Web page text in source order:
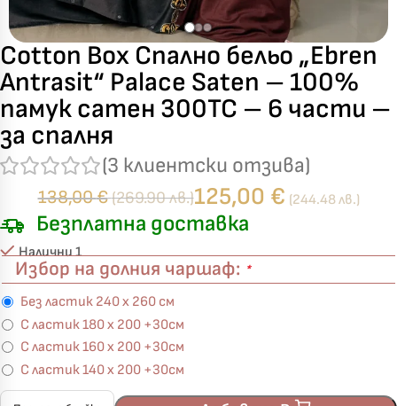
Cotton Box Спално бельо „Ebren
Antrasit“ Palace Saten – 100%
памук сатен 300TC – 6 части –
за спалня
(3 клиентски отзива)
138,00€(269.90 лв.)125,00 € (244.48 лв.)
Безплатна доставка
Налични 1
Избор на долния чаршаф: *
Без ластик 240 х 260 см
С ластик 180 х 200 +30см
С ластик 160 х 200 +30см
С ластик 140 х 200 +30см